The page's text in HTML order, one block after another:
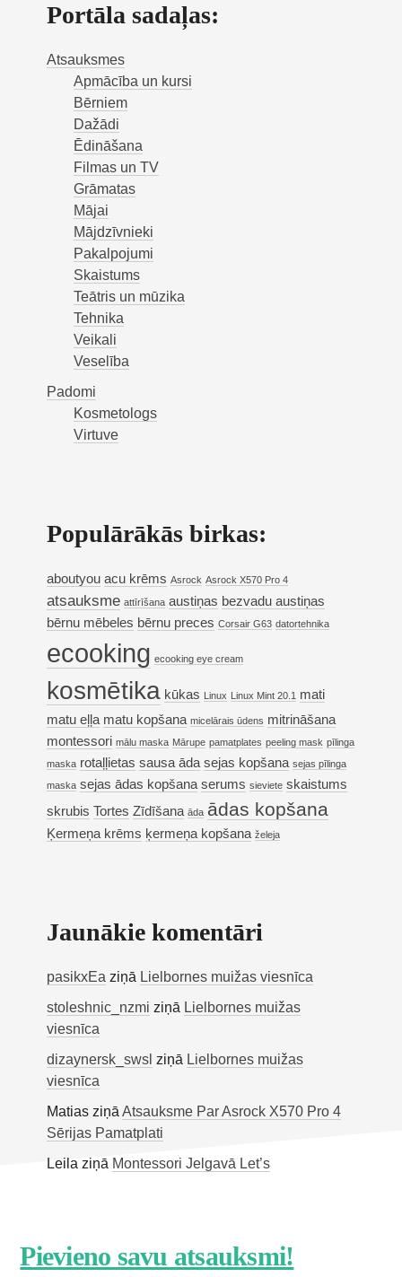
Portāla sadaļas:
Atsauksmes
Apmācība un kursi
Bērniem
Dažādi
Ēdināšana
Filmas un TV
Grāmatas
Mājai
Mājdzīvnieki
Pakalpojumi
Skaistums
Teātris un mūzika
Tehnika
Veikali
Veselība
Padomi
Kosmetologs
Virtuve
Populārākās birkas:
aboutyou acu krēms Asrock Asrock X570 Pro 4
atsauksme attīrīšana austiņas bezvadu austiņas
bērnu mēbeles bērnu preces Corsair G63 datortehnika
ecooking ecooking eye cream
kosmētika kūkas Linux Linux Mint 20.1
mati
matu eļļa matu kopšana micelārais ūdens mitrināšana
montessori mālu maska Mārupe pamatplates peeling mask pīlinga
maska rotaļļietas sausa āda sejas kopšana sejas pīlinga
maska sejas ādas kopšana serums sieviete skaistums
skrubis Tortes Zīdīšana āda ādas kopšana
Ķermeņa krēms ķermeņa kopšana želeja
Jaunākie komentāri
pasikxEa ziņā Lielbornes muižas viesnīca
stoleshnic_nzmi ziņā Lielbornes muižas
viesnīca
dizaynersk_swsl ziņā Lielbornes muižas
viesnīca
Matias ziņāAtsauksme Par Asrock X570 Pro 4
Sērijas Pamatplati
Leila ziņā Montessori Jelgavā Let’s
Footer
Pievieno savu atsauksmi!